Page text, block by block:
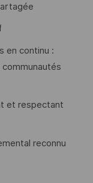
en continu :
et respectant
reconnu